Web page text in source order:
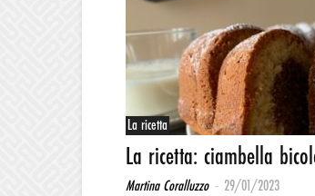
La ricetta
La ricetta: ciambella
Martina Coralluzzo - 29/01/2023